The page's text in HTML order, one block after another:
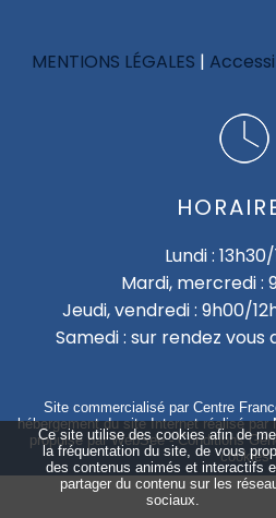
MENTIONS LÉGALES
Lundi :
Mardi, mercredi :
Jeudi, vendredi : 9h00/
Samedi : sur rendez
Site commercialisé par Centre
hébergement du site Internet réalisé par
propulsé par WebSee-Conditions
cookies
Ce site utilise des cookies afin de
la fréquentation du site, de vous
des contenus animés et interactifs
partager du contenu sur les
sociaux.